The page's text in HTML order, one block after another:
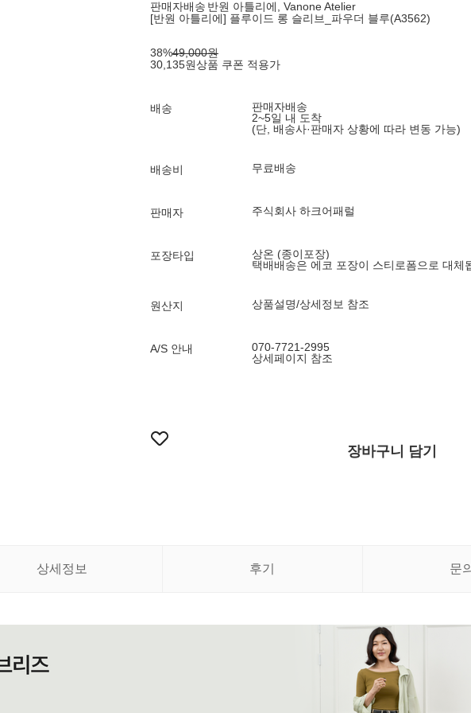
판매자배송 반원 아틀리에, Vanone Atelier
[반원 아틀리에] 플루이드 롱 슬리브_파우더 블루(A3562)
38%49,000원
30,135원상품 쿠폰 적용가
배송
판매자배송
2~5일 내 도착
(단, 배송사·판매자 상황에 따라 변동 가능)
배송비 무료배송
판매자 주식회사 하크어패럴
포장타입
상온 (종이포장)
택배배송은 에코 포장이 스티로폼으로 대체
원산지 상품설명/상세정보 참조
A/S 안내
070-7721-2995
상세페이지 참조
장바구니 담기
상세정보 후기 문의